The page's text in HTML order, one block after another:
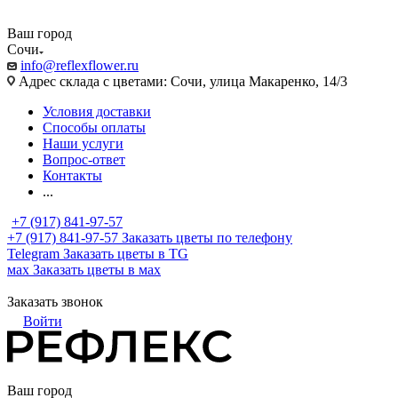
Ваш город
Сочи
info@reflexflower.ru
Адрес склада с цветами: Сочи, улица Макаренко, 14/3
Условия доставки
Способы оплаты
Наши услуги
Вопрос-ответ
Контакты
...
+7 (917) 841-97-57
+7 (917) 841-97-57 Заказать цветы по телефону
Telegram Заказать цветы в TG
мах Заказать цветы в мах
Заказать звонок
Войти
Ваш город